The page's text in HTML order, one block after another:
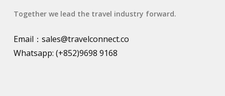
Together we lead the travel industry forward.
Email： sales@travelconnect.co
Whatsapp: (+852)9698 9168